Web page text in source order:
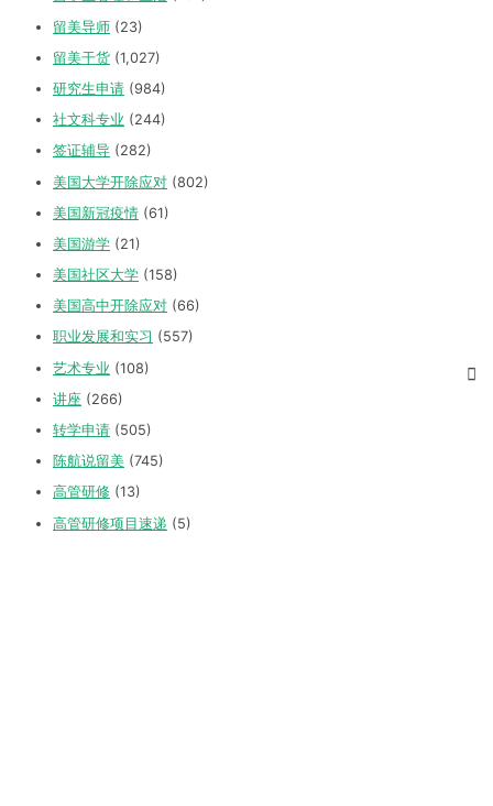
留美导师 (23)
留美干货 (1,027)
研究生申请 (984)
社文科专业 (244)
签证辅导 (282)
美国大学开除应对 (802)
美国新冠疫情 (61)
美国游学 (21)
美国社区大学 (158)
美国高中开除应对 (66)
职业发展和实习 (557)
艺术专业 (108)
讲座 (266)
转学申请 (505)
陈航说留美 (745)
高管研修 (13)
高管研修项目速递 (5)